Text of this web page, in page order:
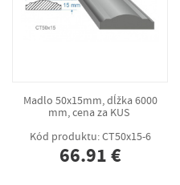
Madlo 50x15mm, dĺžka 6000
mm, cena za KUS
Kód produktu: CT50x15-6
66.91 €